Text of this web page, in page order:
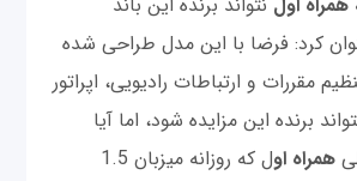
کرد: فرضا با این مدل طراحی شده
مقررات و ارتباطات رادیویی، اپراتور
برنده این مزایده شود، اما آیا
همراه او
ل که روزانه میزبان 1.5